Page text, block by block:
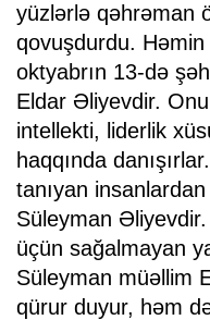
yüzlərlə qəhrəman
qovuşdurdu.
oktyabrın 13-də
Eldar Əliyevdir. Onu
intellekti, liderlik
haqqında
tanıyan
Süleyman
üçün sağalmayan
Süleyman müəllim
qürur duyur, həm